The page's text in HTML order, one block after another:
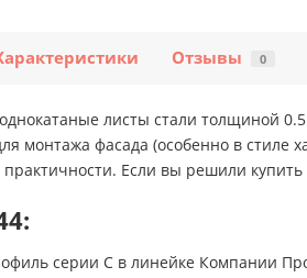
Отзывы 0
листы стали толщиной
монтажа фасада (особенно в стиле
Если вы решили
серии С в линейке Компании